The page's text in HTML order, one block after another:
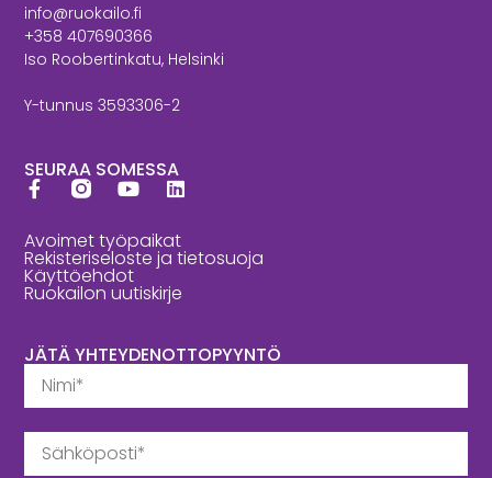
info@ruokailo.fi
+358 407690366
Iso Roobertinkatu, Helsinki
Y-tunnus 3593306-2
SEURAA SOMESSA
Avoimet työpaikat
Rekisteriseloste ja tietosuoja
Käyttöehdot
Ruokailon uutiskirje
JÄTÄ YHTEYDENOTTOPYYNTÖ